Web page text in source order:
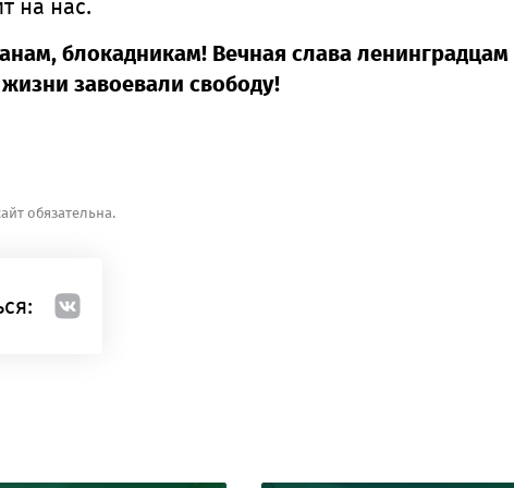
на нас.
блокадникам! Вечная слава
завоевали свободу!
обязательна.